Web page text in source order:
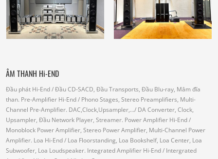
ÂM THANH Hi-END
Đầu phát Hi-End/ Đầu CD-SACD, Đầu Transports, Đầu Blu-ray, Mâm đĩa
than. Pre-Amplifier Hi-End/ Phono Stages, Stereo Preamplifiers, Multi-
Channel Pre-Amplifier. DAC,Clock,Upsampler,.../ DA Converter, Clock,
Upsampler, Đầu Network Player, Streamer. Power Amplifier Hi-End/
Monoblock Power Amplifier, Stereo Power Amplifier, Multi-Channel Power
Amplifier. Loa Hi-End/ Loa Floorstanding, Loa Bookshelf, Loa Center, Loa
Subwoofer, Loa Loudspeaker. Integrated Amplifier Hi-End/ Intergrated